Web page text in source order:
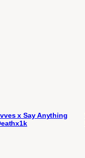
x Say Anything